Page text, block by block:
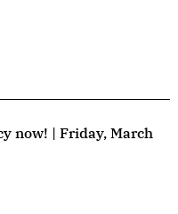
now! | Friday, March